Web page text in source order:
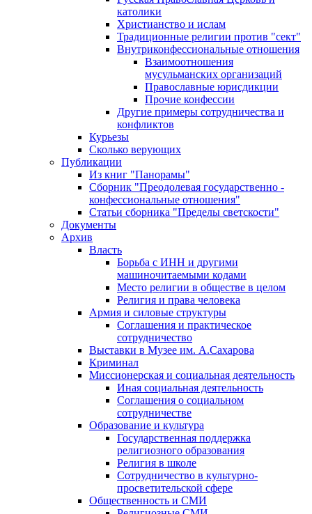
католики
Христианство и ислам
Традиционные религии против "сект"
Внутриконфессиональные отношения
Взаимоотношения
мусульманских организаций
Православные юрисдикции
Прочие конфессии
Другие примеры сотрудничества и
конфликтов
Курьезы
Сколько верующих
Публикации
Из книг "Панорамы"
Сборник "Преодолевая государственно -
конфессиональные отношения"
Статьи сборника "Пределы светскости"
Документы
Архив
Власть
Борьба с ИНН и другими
машиночитаемыми кодами
Место религии в обществе в целом
Религия и права человека
Армия и силовые структуры
Соглашения и практическое
сотрудничество
Выставки в Музее им. А.Сахарова
Криминал
Миссионерская и социальная деятельность
Иная социальная деятельность
Соглашения о социальном
сотрудничестве
Образование и культура
Государственная поддержка
религиозного образования
Религия в школе
Сотрудничество в культурно-
просветительской сфере
Общественность и СМИ